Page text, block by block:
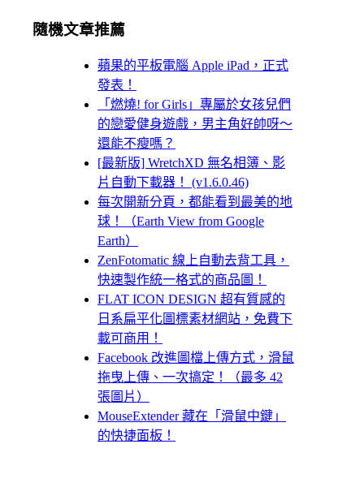
隨機文章推薦
蘋果的平板電腦 Apple iPad，正式
發表！
「燃燒! for Girls」專屬於女孩兒們
的戀愛健身遊戲，男主角好帥呀～
還能不瘦嗎？
[最新版] WretchXD 無名相簿、影
片自動下載器！ (v1.6.0.46)
每次開新分頁，都能看到最美的地
球！（Earth View from Google
Earth）
ZenFotomatic 線上自動去背工具，
快速製作統一格式的商品圖！
FLAT ICON DESIGN 超有質感的
日系扁平化圖標素材網站，免費下
載可商用！
Facebook 改進圖檔上傳方式，滑鼠
拖曳上傳、一次搞定！（最多 42
張圖片）
MouseExtender 藏在「滑鼠中鍵」
的快捷面板！